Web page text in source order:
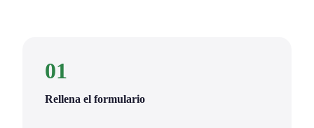
01
Rellena el formulario